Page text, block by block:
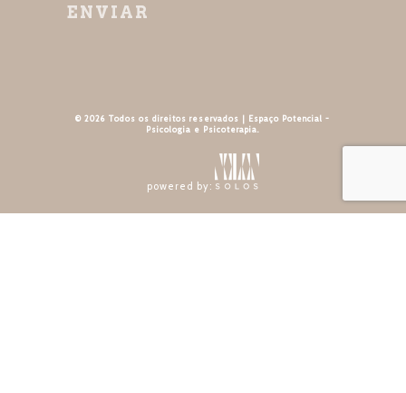
© 2026 Todos os direitos reservados | Espaço Potencial -
Psicologia e Psicoterapia.
powered by: